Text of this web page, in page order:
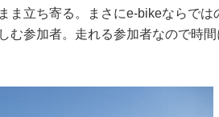
ま立ち寄る。まさにe-bikeならでは
む参加者。走れる参加者なので時